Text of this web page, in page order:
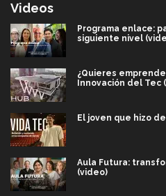
Videos
Programa enlace:
siguiente nivel
¿Quieres
Innovación del Tec
El joven que hizo
Aula Futura:
(video)